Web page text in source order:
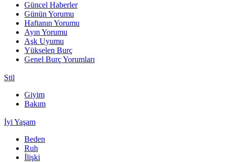
Güncel Haberler
Günün Yorumu
Haftanın Yorumu
Ayın Yorumu
Aşk Uyumu
Yükselen Burç
Genel Burç Yorumları
Stil
Giyim
Bakım
İyi Yaşam
Beden
Ruh
İlişki